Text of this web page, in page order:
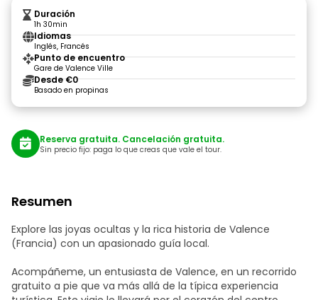
Duración
1h 30min
Idiomas
Inglés, Francés
Punto de encuentro
Gare de Valence Ville
Desde €0
Basado en propinas
Reserva gratuita. Cancelación gratuita.
Sin precio fijo: paga lo que creas que vale el tour.
Resumen
Explore las joyas ocultas y la rica historia de Valence
(Francia) con un apasionado guía local.
Acompáñeme, un entusiasta de Valence, en un recorrido
gratuito a pie que va más allá de la típica experiencia